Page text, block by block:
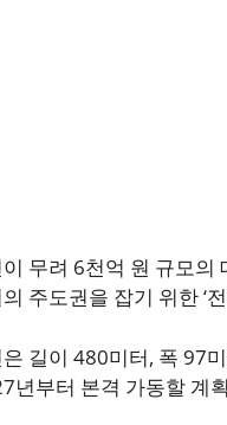
무려 6천억 원 규모의
주도권을 잡기 위한 ‘
길이 480미터, 폭 97
년부터 본격 가동할 계